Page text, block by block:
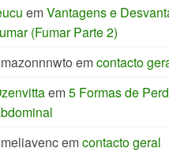
emVantagens e
(Fumar Parte 2)
emcontacto
em5 Formas de
emcontacto geral